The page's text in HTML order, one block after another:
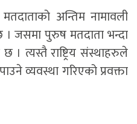
अन्तिम नामावली
जसमा पुरुष मतदाता भन्दा
। त्यस्तै राष्ट्रिय संस्थाहरुले
व्यवस्था गरिएको प्रवक्ता